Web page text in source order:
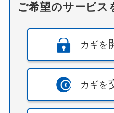
ご希望のサービス
カギを
カギを